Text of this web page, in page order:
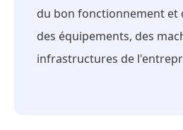
du bon fonctionnement et
des équipements, des
infrastructures de